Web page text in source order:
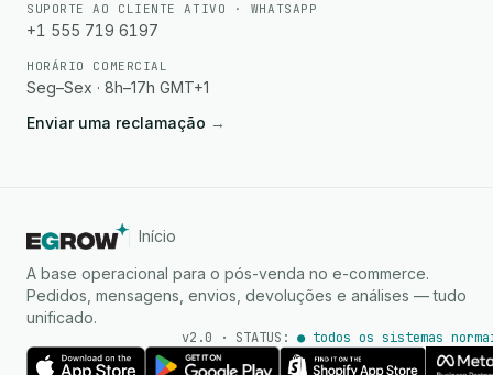
SUPORTE AO CLIENTE ATIVO · WHATSAPP
+1 555 719 6197
HORÁRIO COMERCIAL
Seg–Sex · 8h–17h GMT+1
Enviar uma reclamação →
Início
A base operacional para o pós-venda no e-commerce.
Pedidos, mensagens, envios, devoluções e análises — tudo
unificado.
v2.0 · STATUS: ● todos os sistemas